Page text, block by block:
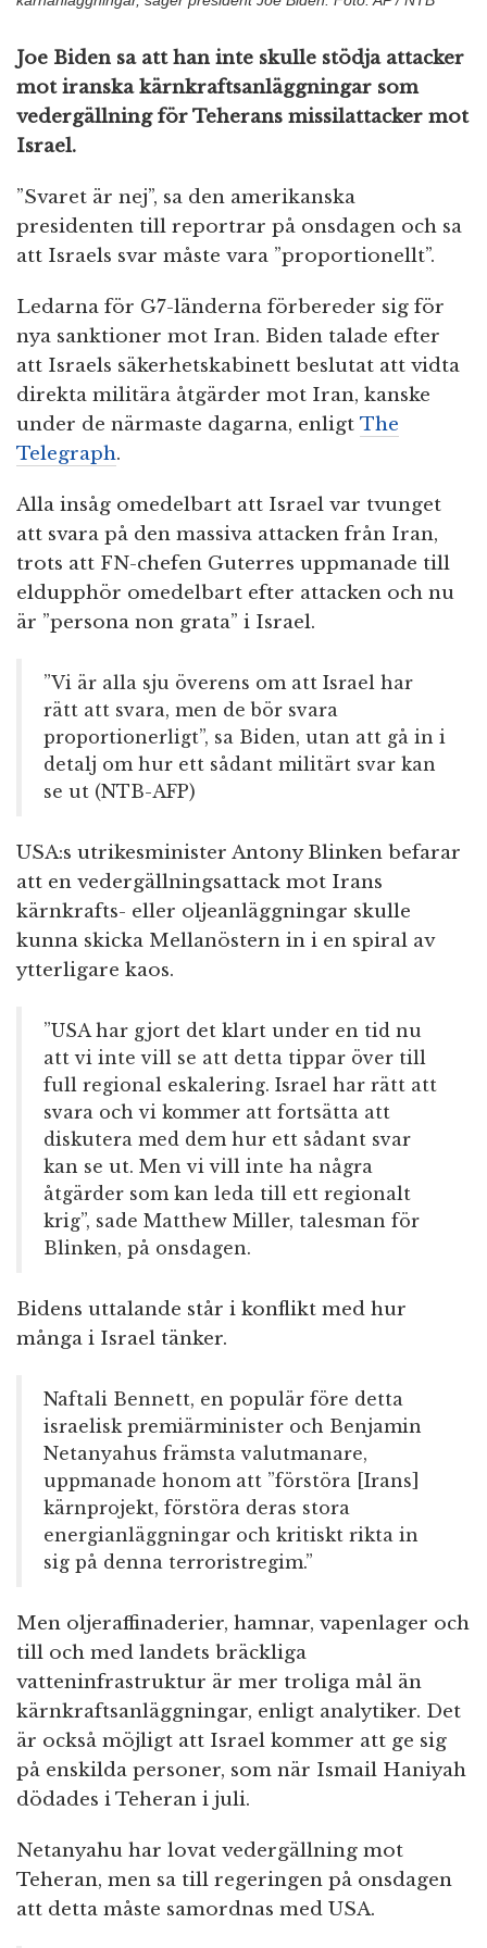
Joe Biden sa att han inte skulle stödja attacker
mot iranska kärnkraftsanläggningar som
vedergällning för Teherans missilattacker mot
Israel.
”Svaret är nej”, sa den amerikanska
presidenten till reportrar på onsdagen och sa
att Israels svar måste vara ”proportionellt”.
Ledarna för G7-länderna förbereder sig för
nya sanktioner mot Iran. Biden talade efter
att Israels säkerhetskabinett beslutat att vidta
direkta militära åtgärder mot Iran, kanske
under de närmaste dagarna, enligt The
Telegraph.
Alla insåg omedelbart att Israel var tvunget
att svara på den massiva attacken från Iran,
trots att FN-chefen Guterres uppmanade till
eldupphör omedelbart efter attacken och nu
är ”persona non grata” i Israel.
”Vi är alla sju överens om att Israel har
rätt att svara, men de bör svara
proportionerligt”, sa Biden, utan att gå in i
detalj om hur ett sådant militärt svar kan
se ut (NTB-AFP)
USA:s utrikesminister Antony Blinken befarar
att en vedergällningsattack mot Irans
kärnkrafts- eller oljeanläggningar skulle
kunna skicka Mellanöstern in i en spiral av
ytterligare kaos.
”USA har gjort det klart under en tid nu
att vi inte vill se att detta tippar över till
full regional eskalering. Israel har rätt att
svara och vi kommer att fortsätta att
diskutera med dem hur ett sådant svar
kan se ut. Men vi vill inte ha några
åtgärder som kan leda till ett regionalt
krig”, sade Matthew Miller, talesman för
Blinken, på onsdagen.
Bidens uttalande står i konflikt med hur
många i Israel tänker.
Naftali Bennett, en populär före detta
israelisk premiärminister och Benjamin
Netanyahus främsta valutmanare,
uppmanade honom att ”förstöra [Irans]
kärnprojekt, förstöra deras stora
energianläggningar och kritiskt rikta in
sig på denna terroristregim.”
Men oljeraffinaderier, hamnar, vapenlager och
till och med landets bräckliga
vatteninfrastruktur är mer troliga mål än
kärnkraftsanläggningar, enligt analytiker. Det
är också möjligt att Israel kommer att ge sig
på enskilda personer, som när Ismail Haniyah
dödades i Teheran i juli.
Netanyahu har lovat vedergällning mot
Teheran, men sa till regeringen på onsdagen
att detta måste samordnas med USA.